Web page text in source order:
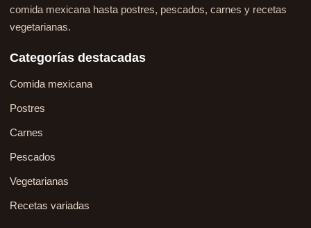
comida mexicana hasta postres, pescados, carnes y recetas
vegetarianas.
Categorías destacadas
Comida mexicana
Postres
Carnes
Pescados
Vegetarianas
Recetas variadas